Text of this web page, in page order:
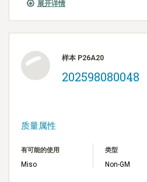
展开详情
样本 P26A20
202598080048
质量属性
有可能的使用
Miso
类型
Non-GM